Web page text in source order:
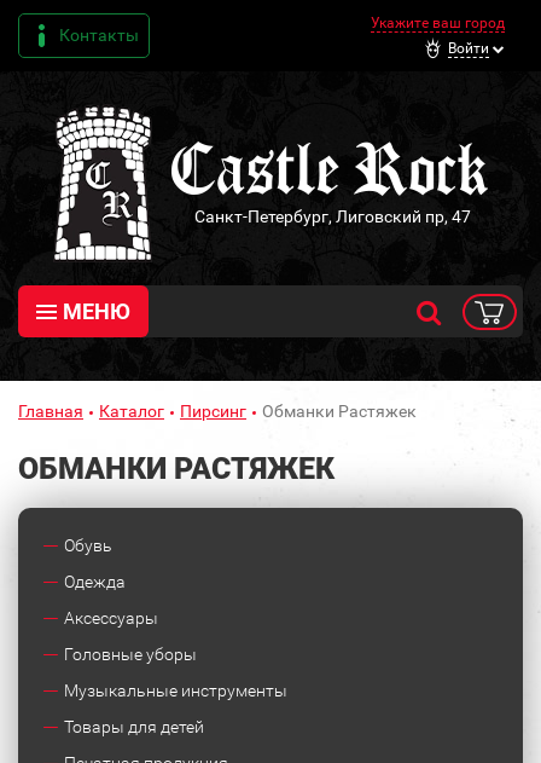
Контакты
Укажите ваш город
Войти
Санкт-Петербург, Лиговский пр, 47
МЕНЮ
Главная Каталог Пирсинг Обманки Растяжек
ОБМАНКИ РАСТЯЖЕК
Обувь
Одежда
Аксессуары
Головные уборы
Музыкальные инструменты
Товары для детей